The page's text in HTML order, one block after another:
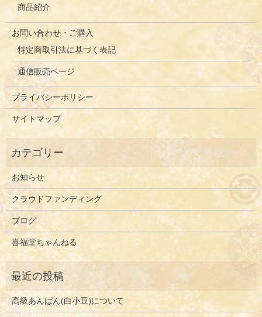
商品紹介
お問い合わせ・ご購入
特定商取引法に基づく表記
通信販売ページ
プライバシーポリシー
サイトマップ
お知らせ
クラウドファンディング
ブログ
喜福堂ちゃんねる
高級あんぱん(白小豆)について